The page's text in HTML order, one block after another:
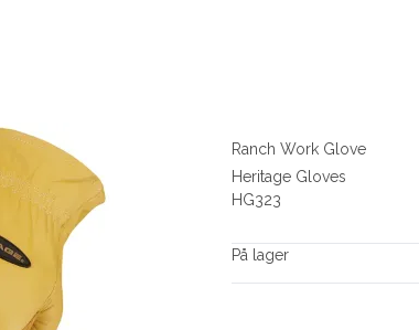
Ranch Work Glove
Heritage Gloves
HG323
På lager